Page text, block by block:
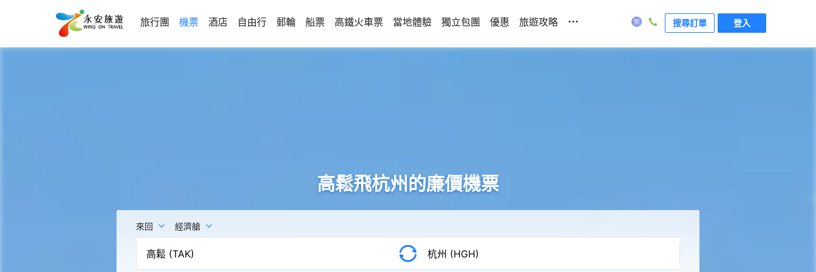
旅行團 機票 酒店 自由行 郵輪 船票 高鐵火車票 當地體驗 獨立包團 優惠 旅遊攻略 ... 搜尋訂單 登入
高鬆飛杭州的廉價機票
來回 經濟艙